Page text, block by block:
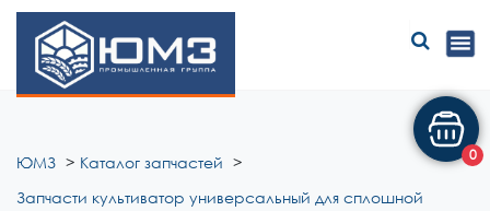
ЮМЗ
ЮМЗ
Каталог запчастей
Запчасти культиватор универсальный для сплошной
0